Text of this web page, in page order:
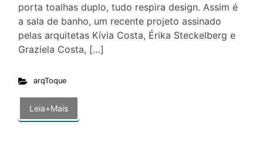
porta toalhas duplo, tudo respira design. Assim é
a sala de banho, um recente projeto assinado
pelas arquitetas Kívia Costa, Érika Steckelberg e
Graziela Costa, […]
arqToque
Leia+Mais